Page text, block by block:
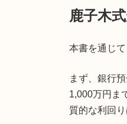
鹿子木
本書を通じ
まず、銀行
1,000万円ま
質的な利回